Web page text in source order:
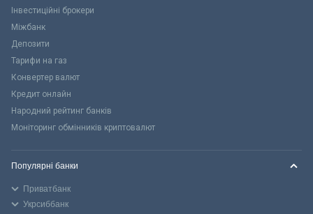
Інвестиційні брокери
Міжбанк
Депозити
Тарифи на газ
Конвертер валют
Кредит онлайн
Народний рейтинг банків
Моніторинг обмінників криптовалют
Популярні банки
Приватбанк
Укрсиббанк